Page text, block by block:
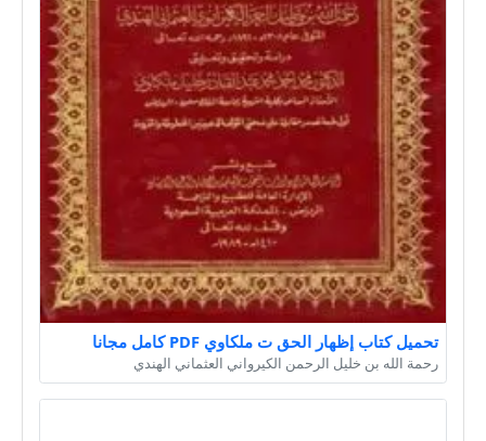
تحميل كتاب إظهار الحق ت ملكاوي PDF كامل مجانا
رحمة الله بن خليل الرحمن الكيرواني العثماني الهندي